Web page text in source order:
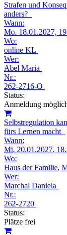
Strafen und
anders?
Wann:
Mo. 18.01.2027,
Wo:
online KL
Wer:
Abel Maria
Nr.:
262-2716-O
Status:
Anmeldung
Selbstregulation
fürs Lernen macht
Wann:
Mi. 20.01.2027,
Wo:
Haus der Familie,
Wer:
Marchal Daniela
Nr.:
262-2720
Status:
Plätze frei